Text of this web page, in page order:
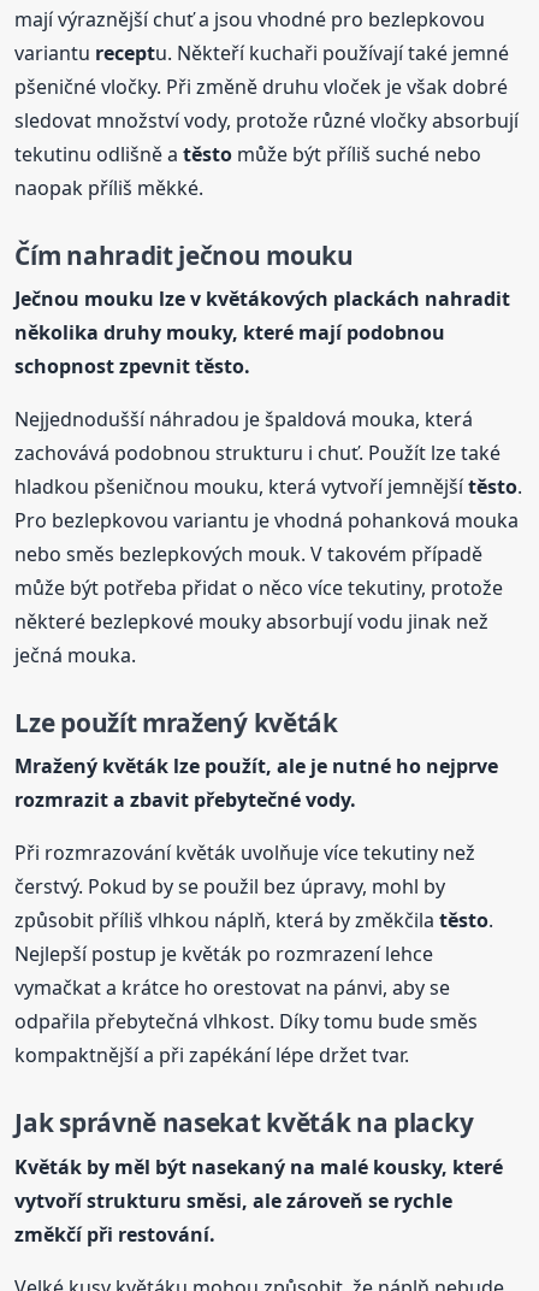
mají výraznější chuť a jsou vhodné pro bezlepkovou
variantu receptu. Někteří kuchaři používají také jemné
pšeničné vločky. Při změně druhu vloček je však dobré
sledovat množství vody, protože různé vločky absorbují
tekutinu odlišně atěsto může být příliš suché nebo
naopak příliš měkké.
Čím nahradit ječnou mouku
Ječnou mouku lze v květákových plackách nahradit
několika druhy mouky, které mají podobnou
schopnost zpevnittěsto.
Nejjednodušší náhradou je špaldová mouka, která
zachovává podobnou strukturu i chuť. Použít lze také
hladkou pšeničnou mouku, která vytvoří jemnějšítěsto.
Pro bezlepkovou variantu je vhodná pohanková mouka
nebo směs bezlepkových mouk. V takovém případě
může být potřeba přidat o něco více tekutiny, protože
některé bezlepkové mouky absorbují vodu jinak než
ječná mouka.
Lze použít mražený květák
Mražený květák lze použít, ale je nutné ho nejprve
rozmrazit a zbavit přebytečné vody.
Při rozmrazování květák uvolňuje více tekutiny než
čerstvý. Pokud by se použil bez úpravy, mohl by
způsobit příliš vlhkou náplň, která by změkčilatěsto.
Nejlepší postup je květák po rozmrazení lehce
vymačkat a krátce ho orestovat na pánvi, aby se
odpařila přebytečná vlhkost. Díky tomu bude směs
kompaktnější a při zapékání lépe držet tvar.
Jak správně nasekat květák na placky
Květák by měl být nasekaný na malé kousky, které
vytvoří strukturu směsi, ale zároveň se rychle
změkčí při restování.